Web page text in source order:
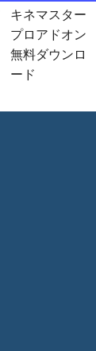
キネマスター
プロアドオン
無料ダウンロ
ード